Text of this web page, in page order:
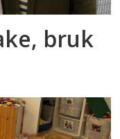
bruk